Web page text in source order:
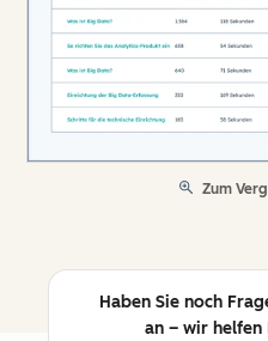
Zum
Haben Sie noch
an – wir helfen